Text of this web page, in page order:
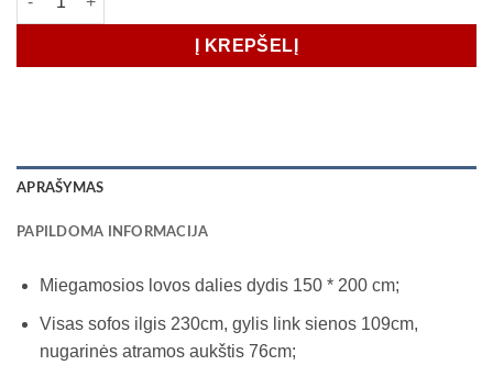
Į KREPŠELĮ
APRAŠYMAS
PAPILDOMA INFORMACIJA
Miegamosios lovos dalies dydis 150 * 200 cm;
Visas sofos ilgis 230cm, gylis link sienos 109cm,
nugarinės atramos aukštis 76cm;